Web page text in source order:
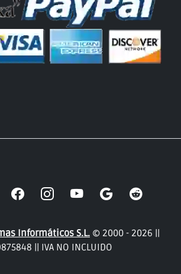
Informáticos S.L. © 2000 - 2026 ||
|| IVA NO INCLUIDO